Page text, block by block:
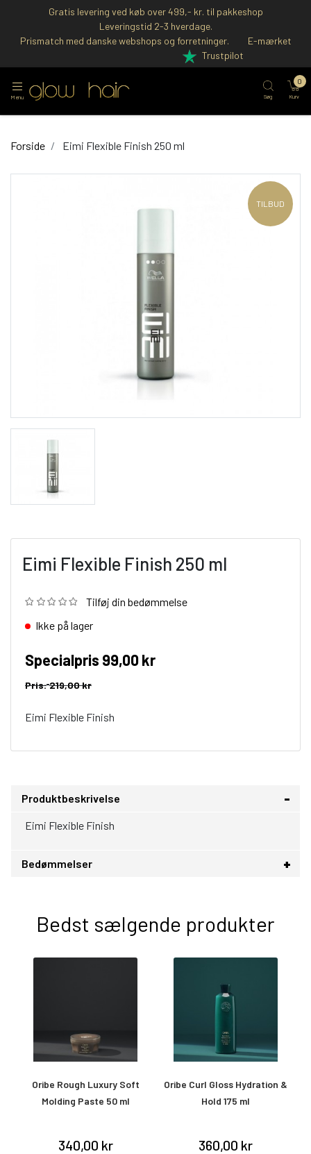
Gratis levering ved køb over 499,- kr. til pakkeshop
Leveringstid 2-3 hverdage.
Prismatch med danske webshops og forretninger.
E-mærket
Trustpilot
Menu Søg Kurv
0
Forside Eimi Flexible Finish 250 ml
TILBUD
Eimi Flexible Finish 250 ml
Tilføj din bedømmelse
Ikke på lager
Specialpris 99,00 kr
Pris: 219,00 kr
Eimi Flexible Finish
Produktbeskrivelse
Eimi Flexible Finish
Bedømmelser
Bedst sælgende produkter
Oribe Rough Luxury Soft
Molding Paste 50 ml
340,00 kr
Oribe Curl Gloss Hydration &
Hold 175 ml
360,00 kr